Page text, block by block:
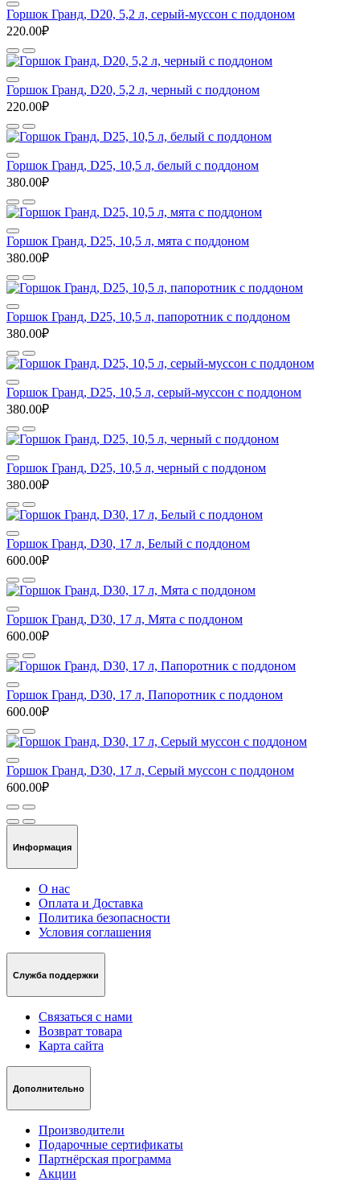
Горшок Гранд, D20, 5,2 л, серый-муссон с поддоном
220.00₽
Горшок Гранд, D20, 5,2 л, черный с поддоном
220.00₽
Горшок Гранд, D25, 10,5 л, белый с поддоном
380.00₽
Горшок Гранд, D25, 10,5 л, мята с поддоном
380.00₽
Горшок Гранд, D25, 10,5 л, папоротник с поддоном
380.00₽
Горшок Гранд, D25, 10,5 л, серый-муссон с поддоном
380.00₽
Горшок Гранд, D25, 10,5 л, черный с поддоном
380.00₽
Горшок Гранд, D30, 17 л, Белый с поддоном
600.00₽
Горшок Гранд, D30, 17 л, Мята с поддоном
600.00₽
Горшок Гранд, D30, 17 л, Папоротник с поддоном
600.00₽
Горшок Гранд, D30, 17 л, Серый муссон с поддоном
600.00₽
Информация
О нас
Оплата и Доставка
Политика безопасности
Условия соглашения
Служба поддержки
Связаться с нами
Возврат товара
Карта сайта
Дополнительно
Производители
Подарочные сертификаты
Партнёрская программа
Акции